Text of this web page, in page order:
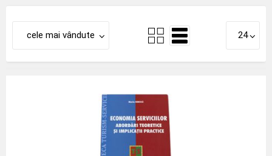
cele mai vândute 24